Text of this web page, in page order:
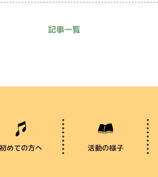
記事一覧
初めての方へ 活動の様子